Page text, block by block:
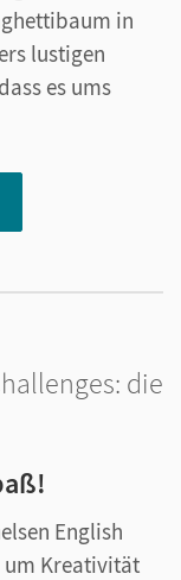
in
lustigen
es ums
die
English
um Kreativität